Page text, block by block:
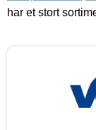
har et stort